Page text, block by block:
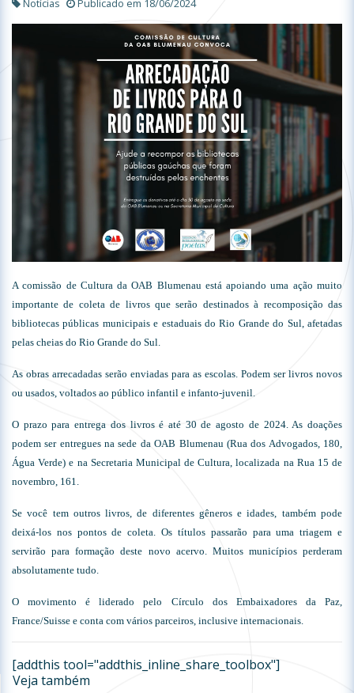
A comissão de Cultura da OAB Blumenau está apoiando uma ação muito
importante de coleta de livros que serão destinados à recomposição das
bibliotecas públicas municipais e estaduais do Rio Grande do Sul, afetadas
pelas cheias do Rio Grande do Sul.
As obras arrecadadas serão enviadas para as escolas. Podem ser livros novos
ou usados, voltados ao público infantil e infanto-juvenil.
O prazo para entrega dos livros é até 30 de agosto de 2024. As doações
podem ser entregues na sede da OAB Blumenau (Rua dos Advogados, 180,
Água Verde) e na Secretaria Municipal de Cultura, localizada na Rua 15 de
novembro, 161.
Se você tem outros livros, de diferentes gêneros e idades, também pode
deixá-los nos pontos de coleta. Os títulos passarão para uma triagem e
servirão para formação deste novo acervo. Muitos municípios perderam
absolutamente tudo.
O movimento é liderado pelo Círculo dos Embaixadores da Paz,
France/Suisse e conta com vários parceiros, inclusive internacionais.
[addthis tool="addthis_inline_share_toolbox"]
Veja também